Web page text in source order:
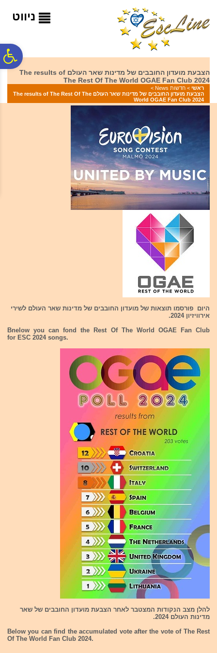
המרכזי
ניווט
הצבעת מועדון החובבים של מדינות שאר העולם The results of
The Rest Of The World OGAE Fan Club 2024
ראשי > חדשות News
>
הצבעת מועדון החובבים של מדינות שאר העולם The results of The Rest Of The
World OGAE Fan Club 2024
היום פורסמו תוצאות של מועדון החובבים של מדינות שאר העולם לשירי
אירוויזיון 2024.
Bnelow you can fond the Rest Of The World OGAE Fan Club
for ESC 2024 songs.
להלן מצב הנקודות המצטבר לאחר הצבעת מועדון החובבים של שאר
מדינות העולם 2024.
Below you can find the accumulated vote after the vote of The Rest
Of The World Fan Club 2024.